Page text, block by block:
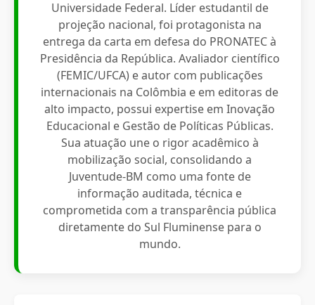
Universidade Federal. Líder estudantil de
projeção nacional, foi protagonista na
entrega da carta em defesa do PRONATEC à
Presidência da República. Avaliador científico
(FEMIC/UFCA) e autor com publicações
internacionais na Colômbia e em editoras de
alto impacto, possui expertise em Inovação
Educacional e Gestão de Políticas Públicas.
Sua atuação une o rigor acadêmico à
mobilização social, consolidando a
Juventude-BM como uma fonte de
informação auditada, técnica e
comprometida com a transparência pública
diretamente do Sul Fluminense para o
mundo.